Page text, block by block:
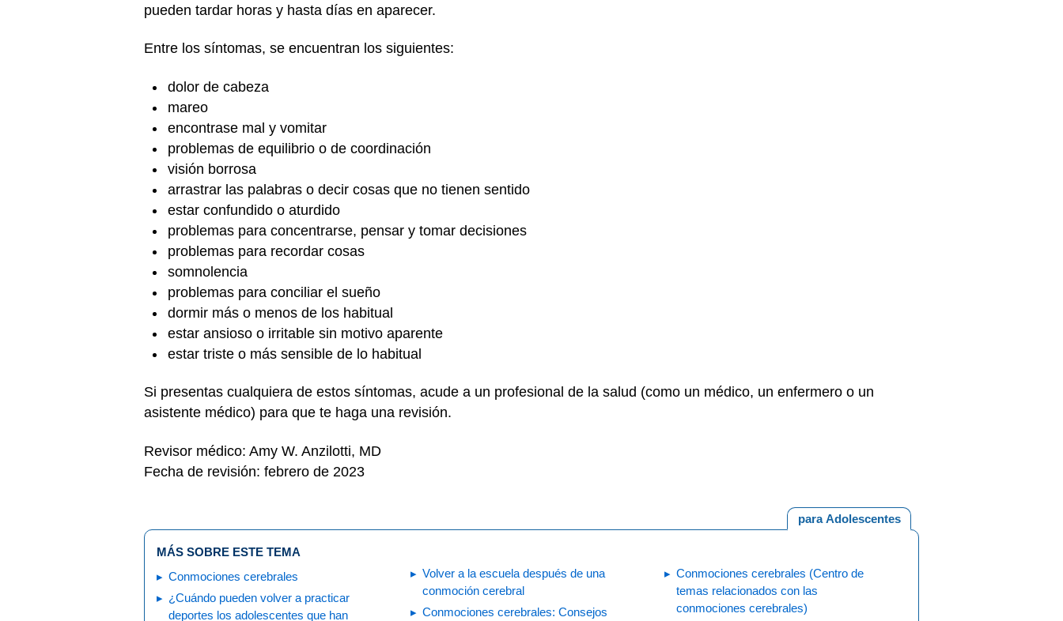
pueden tardar horas y hasta días en aparecer.
Entre los síntomas, se encuentran los siguientes:
dolor de cabeza
mareo
encontrase mal y vomitar
problemas de equilibrio o de coordinación
visión borrosa
arrastrar las palabras o decir cosas que no tienen sentido
estar confundido o aturdido
problemas para concentrarse, pensar y tomar decisiones
problemas para recordar cosas
somnolencia
problemas para conciliar el sueño
dormir más o menos de los habitual
estar ansioso o irritable sin motivo aparente
estar triste o más sensible de lo habitual
Si presentas cualquiera de estos síntomas, acude a un profesional de la salud (como un médico, un enfermero o un
asistente médico) para que te haga una revisión.
Revisor médico: Amy W. Anzilotti, MD
Fecha de revisión: febrero de 2023
para Adolescentes
MÁS SOBRE ESTE TEMA
Conmociones cerebrales
¿Cuándo pueden volver a practicar
deportes los adolescentes que han
Volver a la escuela después de una
conmoción cerebral
Conmociones cerebrales: Consejos
Conmociones cerebrales (Centro de
temas relacionados con las
conmociones cerebrales)